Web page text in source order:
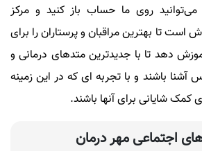
می‌توانید روی ما حساب باز کنید و مرکز
است تا بهترین مراقبان و پرستاران را برای
دهد تا با جدیدترین متدهای درمانی و
آشنا باشند و با تجربه ای که در این زمینه
کمک شایانی برای آنها باشند.
اجتماعی مهر درمان